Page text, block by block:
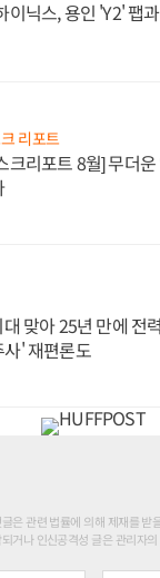
이닉스, 용인 'Y2' 팹
리포트
크리포트 8월] 무더
맞아 25년 만에 전
사' 재편론도
은 관련 법률에 의해 제재를 받
거나 인신공격성 글은 관리자